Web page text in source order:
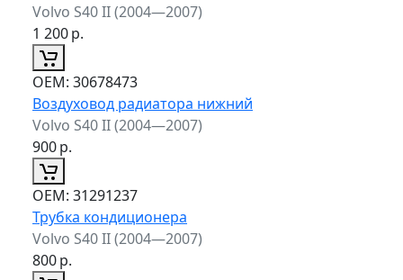
Volvo S40 II (2004—2007)
1 200р.
ОЕМ: 30678473
Воздуховод радиатора нижний
Volvo S40 II (2004—2007)
900р.
ОЕМ: 31291237
Трубка кондиционера
Volvo S40 II (2004—2007)
800р.